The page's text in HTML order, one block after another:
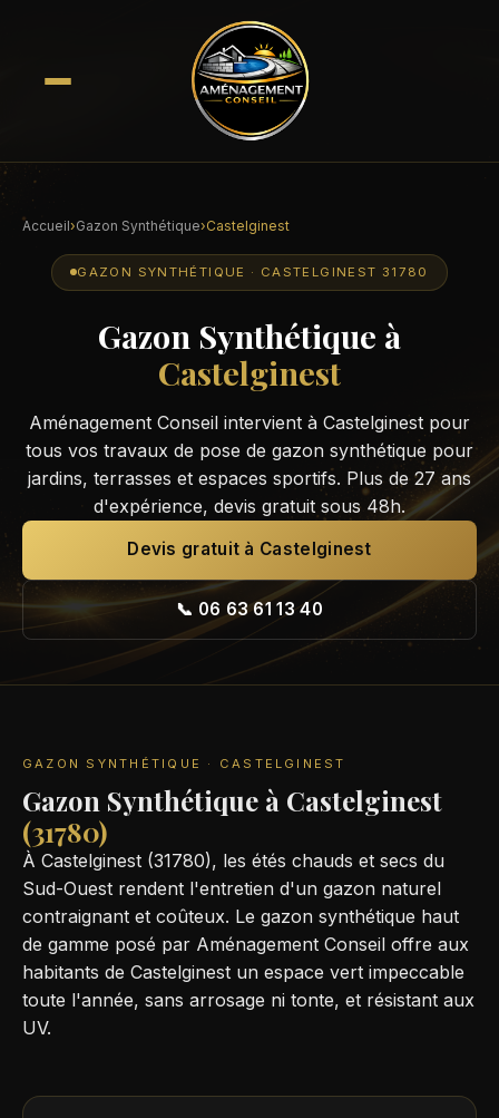
Accueil›Gazon Synthétique›Castelginest
GAZON SYNTHÉTIQUE · CASTELGINEST 31780
Gazon Synthétique à
Castelginest
Aménagement Conseil intervient à Castelginest pour
tous vos travaux de pose de gazon synthétique pour
jardins, terrasses et espaces sportifs. Plus de 27 ans
d'expérience, devis gratuit sous 48h.
Devis gratuit à Castelginest
📞 06 63 61 13 40
GAZON SYNTHÉTIQUE · CASTELGINEST
Gazon Synthétique à Castelginest
(31780)
À Castelginest (31780), les étés chauds et secs du
Sud-Ouest rendent l'entretien d'un gazon naturel
contraignant et coûteux. Le gazon synthétique haut
de gamme posé par Aménagement Conseil offre aux
habitants de Castelginest un espace vert impeccable
toute l'année, sans arrosage ni tonte, et résistant aux
UV.